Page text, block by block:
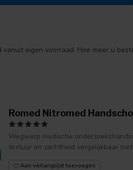
eigen voorraad. Hoe meer u
Romed Nitromed
Wegwerp medische
textuur en zachtheid vergelijkbaar
Aan verlanglijst toevoegen